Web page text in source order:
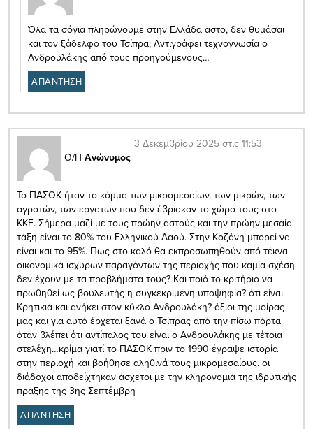
Όλα τα σόγια πληρώνουμε στην Ελλάδα άστο, δεν θυμάσαι
και τον ξάδελφο του Τσίπρα; Αντιγράφει τεχνογνωσία ο
Ανδρουλάκης από τους προηγούμενους…
ΑΠΑΝΤΗΣΗ
Ο/Η Ανώνυμος
3 Δεκεμβρίου 2025 στις 11:53
To ΠΑΣΟΚ ήταν το κόμμα των μικρομεσαίων, των μικρών, των
αγροτών, των εργατών που δεν έβρισκαν το χώρο τους στο
ΚΚΕ. Σήμερα μαζί με τους πρώην αστούς και την πρώην μεσαία
τάξη είναι το 80% του Ελληνικού Λαού. Στην Κοζάνη μπορεί να
είναι και το 95%. Πως στο καλό θα εκπροσωπηθούν από τέκνα
οικονομικά ισχυρών παραγόντων της περιοχής που καμία σχέση
δεν έχουν με τα προβλήματα τους? Και ποιό το κριτήριο να
πρωθηθεί ως βουλευτής η συγκεκριμένη υποψηφία? ότι είναι
Κρητικιά και ανήκει στον κύκλο Ανδρουλάκη? άξιοι της μοίρας
μας και για αυτό έρχεται ξανά ο Τσίπρας από την πίσω πόρτα
όταν βλέπει ότι αντίπαλος του είναι ο Ανδρουλάκης με τέτοια
στελέχη…κρίμα γιατί το ΠΑΣΟΚ πριν το 1990 έγραψε ιστορία
στην περιοχή και βοήθησε αληθινά τους μικρομεσαίους. οι
διάδοχοι αποδείχτηκαν άσχετοι με την κληρονομιά της ιδρυτικής
πράξης της 3ης Σεπτέμβρη
ΑΠΑΝΤΗΣΗ